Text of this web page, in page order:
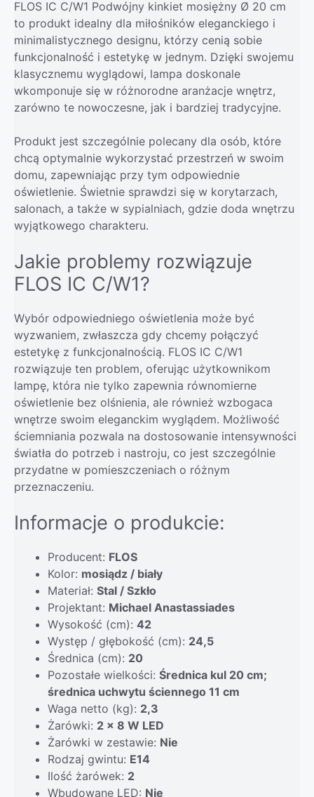
FLOS IC C/W1 Podwójny kinkiet mosiężny Ø 20 cm
to produkt idealny dla miłośników eleganckiego i
minimalistycznego designu, którzy cenią sobie
funkcjonalność i estetykę w jednym. Dzięki swojemu
klasycznemu wyglądowi, lampa doskonale
wkomponuje się w różnorodne aranżacje wnętrz,
zarówno te nowoczesne, jak i bardziej tradycyjne.
Produkt jest szczególnie polecany dla osób, które
chcą optymalnie wykorzystać przestrzeń w swoim
domu, zapewniając przy tym odpowiednie
oświetlenie. Świetnie sprawdzi się w korytarzach,
salonach, a także w sypialniach, gdzie doda wnętrzu
wyjątkowego charakteru.
Jakie problemy rozwiązuje
FLOS IC C/W1?
Wybór odpowiedniego oświetlenia może być
wyzwaniem, zwłaszcza gdy chcemy połączyć
estetykę z funkcjonalnością. FLOS IC C/W1
rozwiązuje ten problem, oferując użytkownikom
lampę, która nie tylko zapewnia równomierne
oświetlenie bez olśnienia, ale również wzbogaca
wnętrze swoim eleganckim wyglądem. Możliwość
ściemniania pozwala na dostosowanie intensywności
światła do potrzeb i nastroju, co jest szczególnie
przydatne w pomieszczeniach o różnym
przeznaczeniu.
Informacje o produkcie:
Producent: FLOS
Kolor: mosiądz / biały
Materiał: Stal / Szkło
Projektant: Michael Anastassiades
Wysokość (cm): 42
Występ / głębokość (cm): 24,5
Średnica (cm): 20
Pozostałe wielkości: Średnica kul 20 cm;
średnica uchwytu ściennego 11 cm
Waga netto (kg): 2,3
Żarówki: 2 x 8 W LED
Żarówki w zestawie: Nie
Rodzaj gwintu: E14
Ilość żarówek: 2
Wbudowane LED: Nie